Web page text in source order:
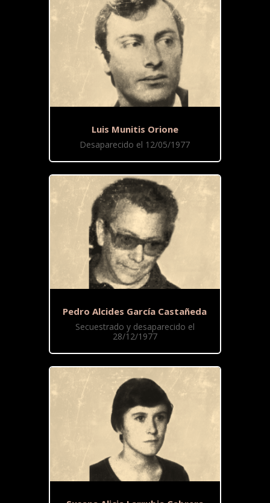
Luis Munitis Orione
Desaparecido el 12/05/1977
Pedro Alcides García Castañeda
Secuestrado y desaparecido el
28/12/1977